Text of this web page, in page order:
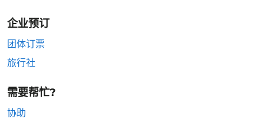
企业预订
团体订票
旅行社
需要帮忙?
协助